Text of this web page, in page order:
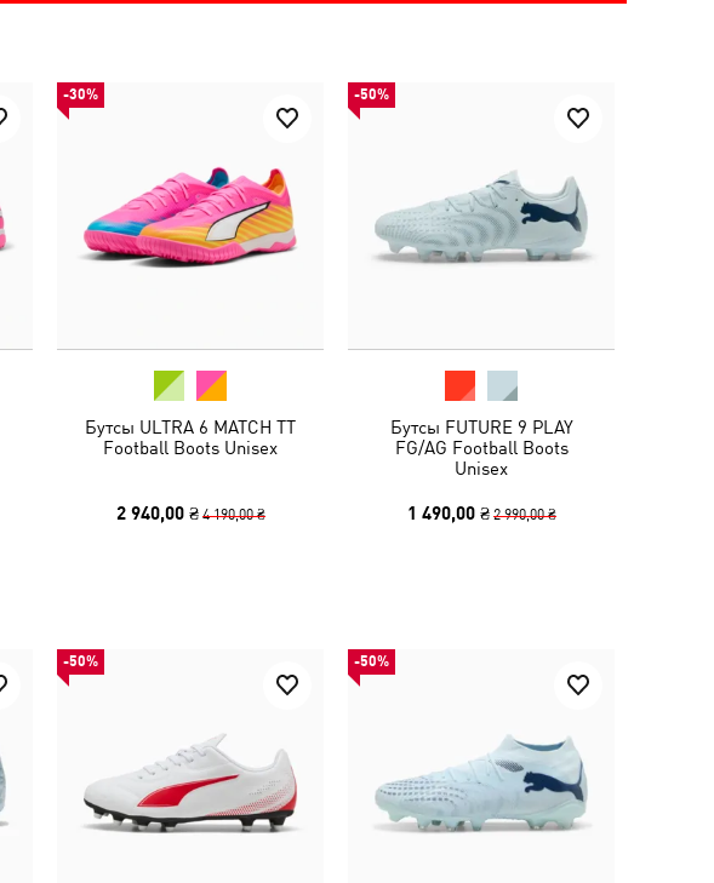
-30%
Бутсы ULTRA 6 MATCH TT
Football Boots Unisex
2 940,00 ₴ 4 190,00 ₴
-50%
Бутсы FUTURE 9 PLAY
FG/AG Football Boots
Unisex
1 490,00 ₴ 2 990,00 ₴
-50% -50%